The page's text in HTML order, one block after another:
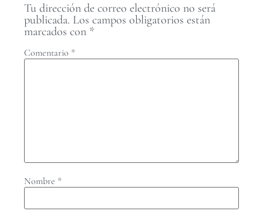
Tu dirección de correo electrónico no será
publicada. Los campos obligatorios están
marcados con *
Comentario *
Nombre *